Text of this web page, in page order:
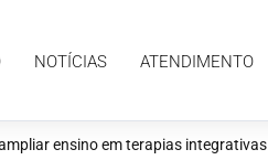
NOTÍCIAS ATENDIMENTO
ensino em terapias integrativas